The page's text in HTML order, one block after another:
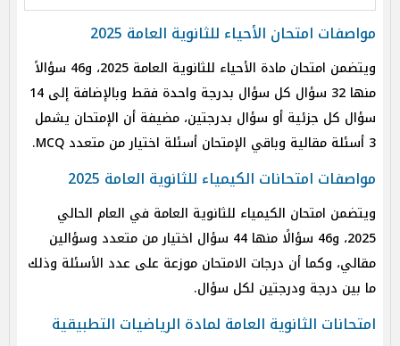
مواصفات امتحان الأحياء للثانوية العامة 2025
ويتضمن امتحان مادة الأحياء للثانوية العامة 2025، و46 سؤالاً
منها 32 سؤال كل سؤال بدرجة واحدة فقط وبالإضافة إلى 14
سؤال كل جزئية أو سؤال بدرجتين، مضيفة أن الإمتحان يشمل
3 أسئلة مقالية وباقي الإمتحان أسئلة اختيار من متعدد MCQ.
مواصفات امتحانات الكيمياء للثانوية العامة 2025
ويتضمن امتحان الكيمياء للثانوية العامة في العام الحالي
2025، و46 سؤالًا منها 44 سؤال اختيار من متعدد وسؤالين
مقالي، وكما أن درجات الامتحان موزعة على عدد الأسئلة وذلك
ما بين درجة ودرجتين لكل سؤال.
امتحانات الثانوية العامة لمادة الرياضيات التطبيقية